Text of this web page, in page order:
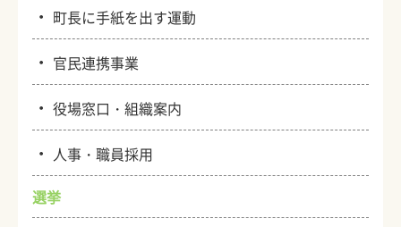
・ 町長に手紙を出す運動
・ 官民連携事業
・役場窓口・組織案内
・ 人事・職員採用
選挙